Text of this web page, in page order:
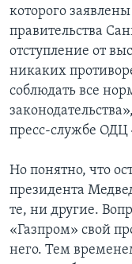
которого
правительства
отступление от
никаких
соблюдать все
пресс-службе ОДЦ
Но понятно, что
президента
те, ни другие.
«Газпром» свой
него. Тем